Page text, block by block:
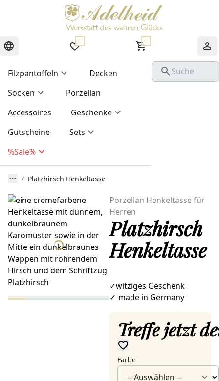
0 0
Filzpantoffeln
Decken
Socken
Porzellan
Accessoires
Geschenke
Gutscheine
Sets
%Sale%
Platzhirsch Henkeltasse
Porzellan Henkeltasse für
Herren
Platzhirsch
Henkeltasse
✓witziges Geschenk
✓ made in Germany
Treffe jetzt
Farbe